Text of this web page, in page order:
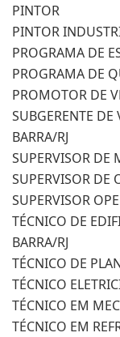
PINTOR
PINTOR
PROGRAMA DE
PROGRAMA DE
PROMOTOR DE
SUBGERENTE DE
BARRA/RJ
SUPERVISOR DE
SUPERVISOR DE
SUPERVISOR
TÉCNICO DE
BARRA/RJ
TÉCNICO DE
TÉCNICO
TÉCNICO EM
TÉCNICO EM